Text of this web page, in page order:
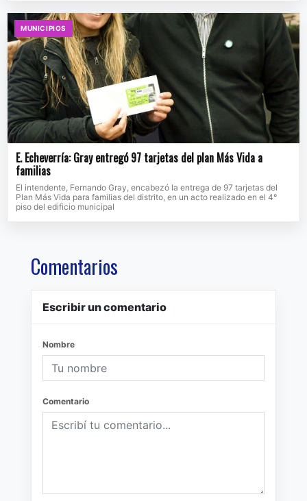
MUNICIPIOS
E. Echeverría: Gray entregó 97 tarjetas del plan Más Vida a
familias
El intendente, Fernando Gray, encabezó la entrega de 97 tarjetas del
Plan Más Vida para familias del distrito, en un acto realizado en el 4°
piso del edificio municipal
Comentarios
Escribir un comentario
Nombre
Comentario